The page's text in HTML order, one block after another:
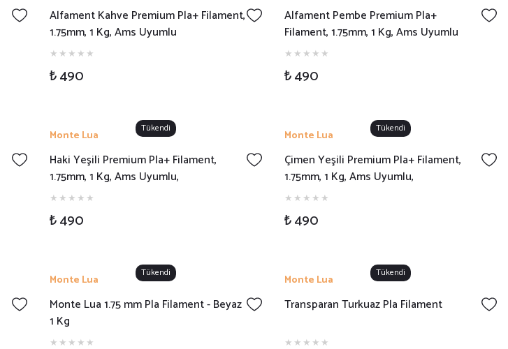
Alfament Kahve Premium Pla+ Filament,
1.75mm, 1 Kg, Ams Uyumlu
₺ 490
Alfament Pembe Premium Pla+
Filament, 1.75mm, 1 Kg, Ams Uyumlu
₺ 490
Tükendi
Monte Lua
Haki Yeşili Premium Pla+ Filament,
1.75mm, 1 Kg, Ams Uyumlu,
₺ 490
Tükendi
Monte Lua
Çimen Yeşili Premium Pla+ Filament,
1.75mm, 1 Kg, Ams Uyumlu,
₺ 490
Tükendi
Monte Lua
Monte Lua 1.75 mm Pla Filament - Beyaz
1 Kg
Tükendi
Monte Lua
Transparan Turkuaz Pla Filament